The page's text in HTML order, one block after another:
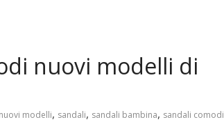
nuovi modelli di
nuovi modelli, sandali, sandali bambina, sandali comodi